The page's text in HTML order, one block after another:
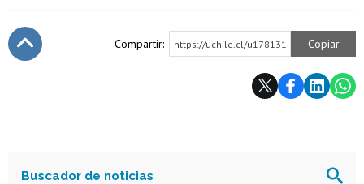
Compartir: https://uchile.cl/u178131 Copiar